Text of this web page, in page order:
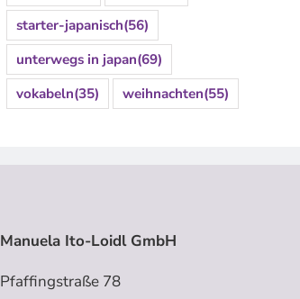
starter-japanisch(56)
unterwegs in japan(69)
vokabeln(35) weihnachten(55)
Manuela Ito-Loidl GmbH
Pfaffingstraße 78